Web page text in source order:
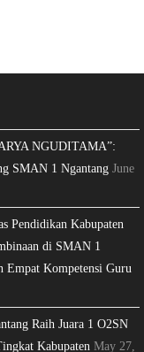
NGUDITAMA”:
SMAN 1 Ngantang June
Pendidikan Kabupaten
di SMAN 1
Empat Kompetensi Guru
Raih Juara 1 O2SN
Kabupaten May 27,